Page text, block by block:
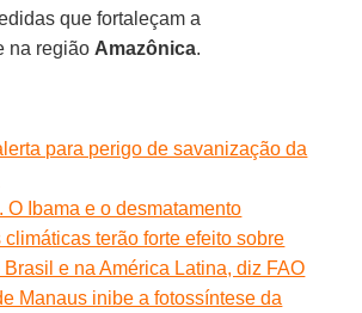
que fortaleçam a
na região Amazônica.
para perigo de savanização da
O Ibama e o desmatamento
climáticas terão forte efeito sobre
e na América Latina, diz FAO
Manaus inibe a fotossíntese da